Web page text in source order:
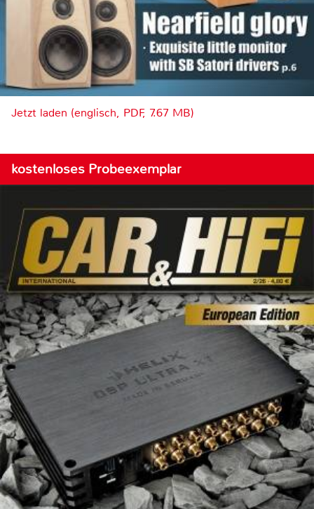
Jetzt laden (englisch, PDF, 7.67 MB)
kostenloses Probeexemplar